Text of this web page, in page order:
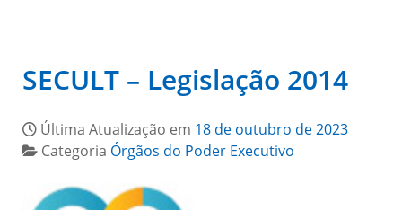
SECULT – Legislação 2014
Última Atualização em 18 de outubro de 2023
Categoria Órgãos do Poder Executivo